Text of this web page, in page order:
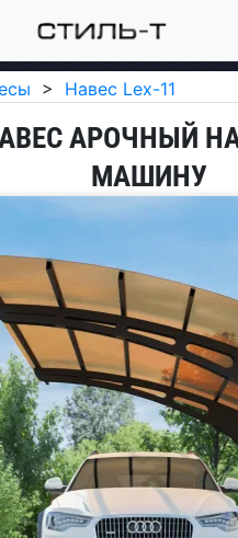
> Навес Lex-11
АРОЧНЫЙ
МАШИНУ